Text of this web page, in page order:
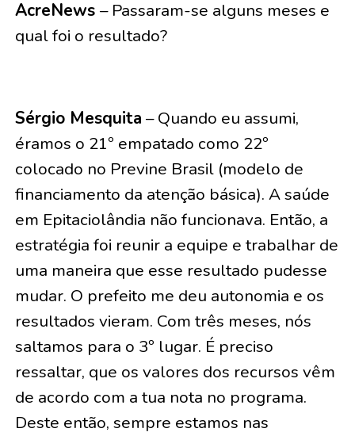
AcreNews – Passaram-se alguns meses e
qual foi o resultado?
Sérgio Mesquita – Quando eu assumi,
éramos o 21º empatado como 22º
colocado no Previne Brasil (modelo de
financiamento da atenção básica). A saúde
em Epitaciolândia não funcionava. Então, a
estratégia foi reunir a equipe e trabalhar de
uma maneira que esse resultado pudesse
mudar. O prefeito me deu autonomia e os
resultados vieram. Com três meses, nós
saltamos para o 3º lugar. É preciso
ressaltar, que os valores dos recursos vêm
de acordo com a tua nota no programa.
Deste então, sempre estamos nas